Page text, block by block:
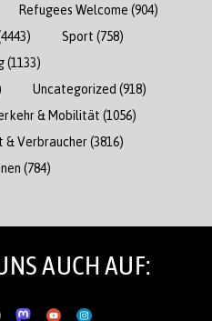
Refugees Welcome (904)
Sport (758)
(1133)
Uncategorized (918)
& Mobilität (1056)
& Verbraucher(3816)
(784)
AUCH AUF: